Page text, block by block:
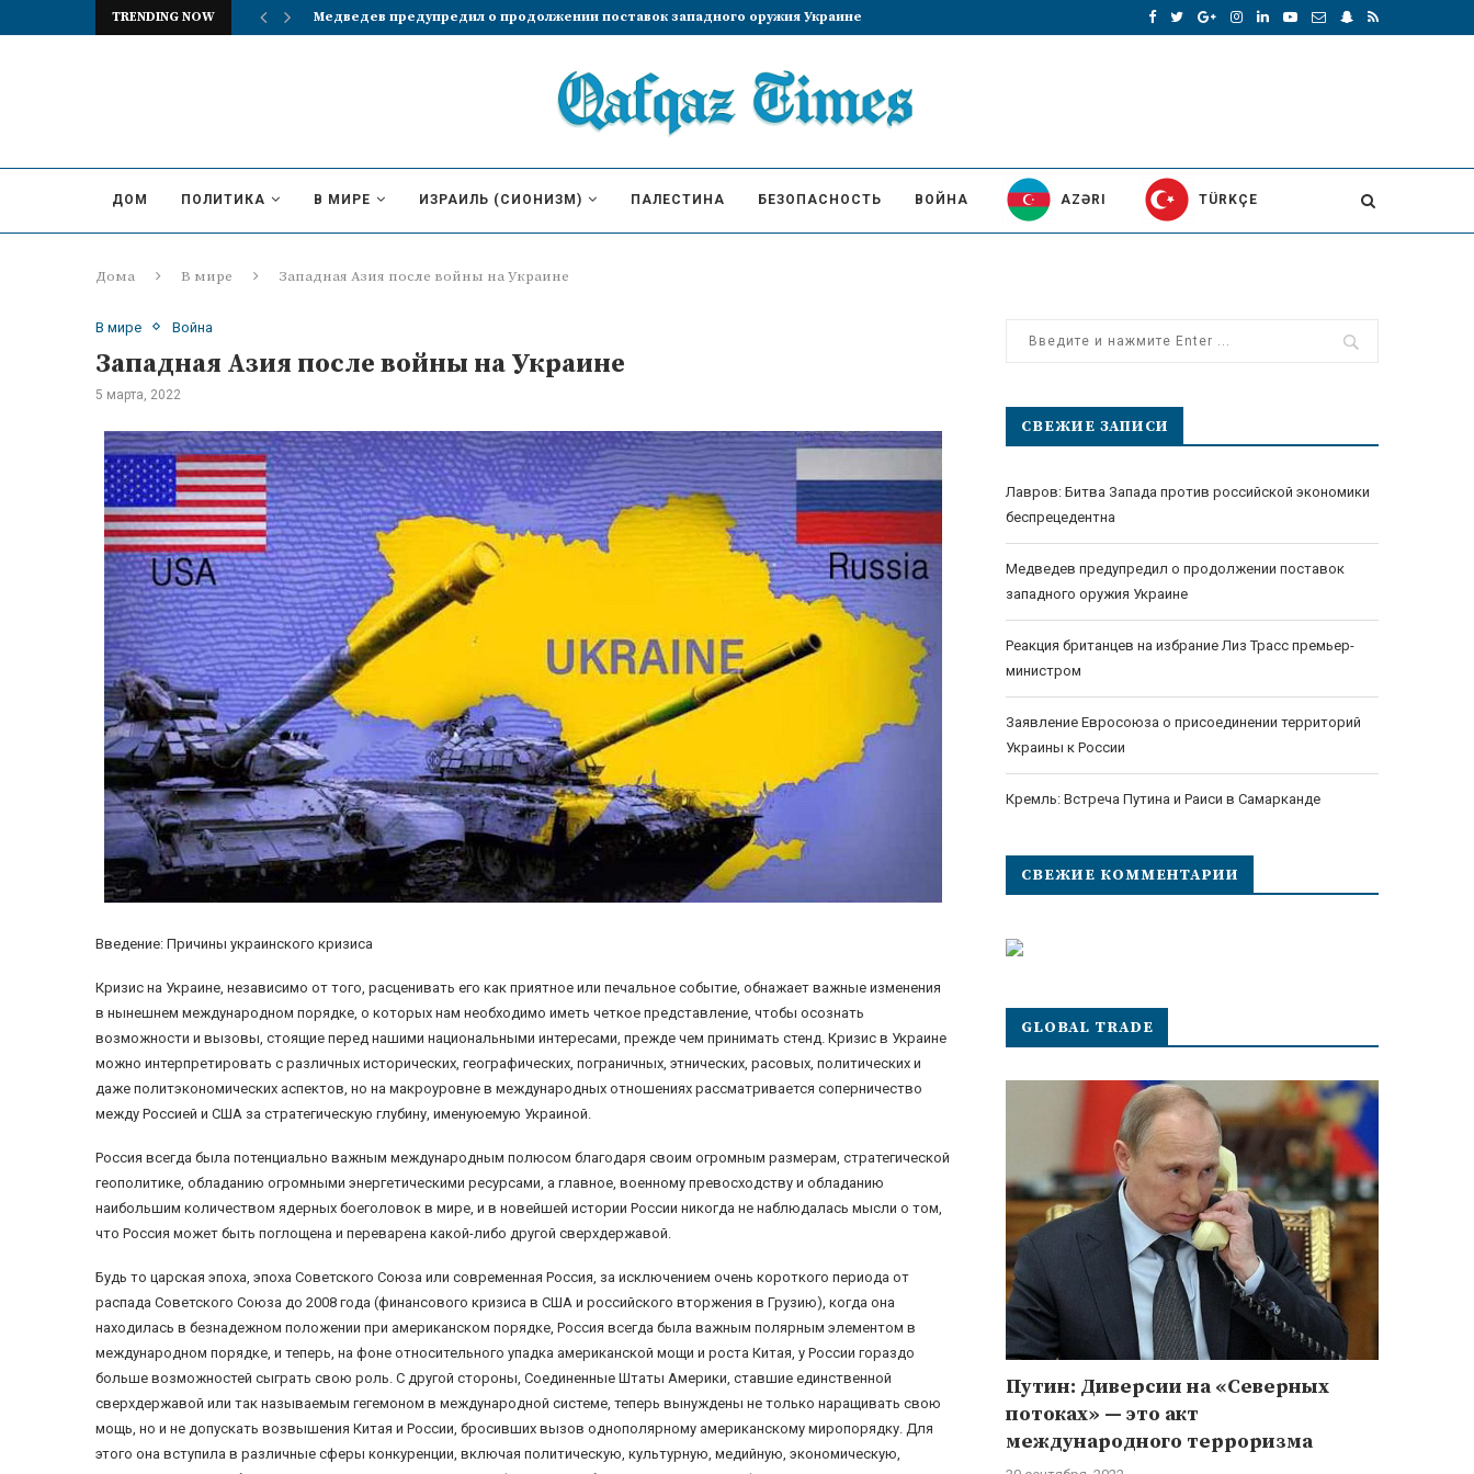
TRENDING NOW Реакция британцев на избрание Лиз Трасс премьер-министром
ДОМ ПОЛИТИКА В МИРЕ ИЗРАИЛЬ (СИОНИЗМ) ПАЛЕСТИНА БЕЗОПАСНОСТЬ ВОЙНА AZƏRI TÜRKÇE
Дома В мире Западная Азия после войны на Украине
В мире Война
Западная Азия после войны на Украине
5 марта, 2022
Введение: Причины украинского кризиса
Кризис на Украине, независимо от того, расценивать его как приятное или печальное событие, обнажает важные изменения
в нынешнем международном порядке, о которых нам необходимо иметь четкое представление, чтобы осознать
возможности и вызовы, стоящие перед нашими национальными интересами, прежде чем принимать стенд. Кризис в Украине
можно интерпретировать с различных исторических, географических, пограничных, этнических, расовых, политических и
даже политэкономических аспектов, но на макроуровне в международных отношениях рассматривается соперничество
между Россией и США за стратегическую глубину, именуюемую Украиной.
Россия всегда была потенциально важным международным полюсом благодаря своим огромным размерам, стратегической
геополитике, обладанию огромными энергетическими ресурсами, а главное, военному превосходству и обладанию
наибольшим количеством ядерных боеголовок в мире, и в новейшей истории России никогда не наблюдалась мысли о том,
что Россия может быть поглощена и переварена какой-либо другой сверхдержавой.
Будь то царская эпоха, эпоха Советского Союза или современная Россия, за исключением очень короткого периода от
распада Советского Союза до 2008 года (финансового кризиса в США и российского вторжения в Грузию), когда она
находилась в безнадежном положении при американском порядке, Россия всегда была важным полярным элементом в
международном порядке, и теперь, на фоне относительного упадка американской мощи и роста Китая, у России гораздо
больше возможностей сыграть свою роль. С другой стороны, Соединенные Штаты Америки, ставшие единственной
сверхдержавой или так называемым гегемоном в международной системе, теперь вынуждены не только наращивать свою
мощь, но и не допускать возвышения Китая и России, бросивших вызов однополярному американскому миропорядку. Для
этого она вступила в различные сферы конкуренции, включая политическую, культурную, медийную, экономическую,
СВЕЖИЕ ЗАПИСИ
Лавров: Битва Запада против российской экономики
беспрецедентна
Медведев предупредил о продолжении поставок
западного оружия Украине
Реакция британцев на избрание Лиз Трасс премьер-
министром
Заявление Евросоюза о присоединении территорий
Украины к России
Кремль: Встреча Путина и Раиси в Самарканде
СВЕЖИЕ КОММЕНТАРИИ
GLOBAL TRADE
Путин: Диверсии на «Северных
потоках» — это акт
международного терроризма